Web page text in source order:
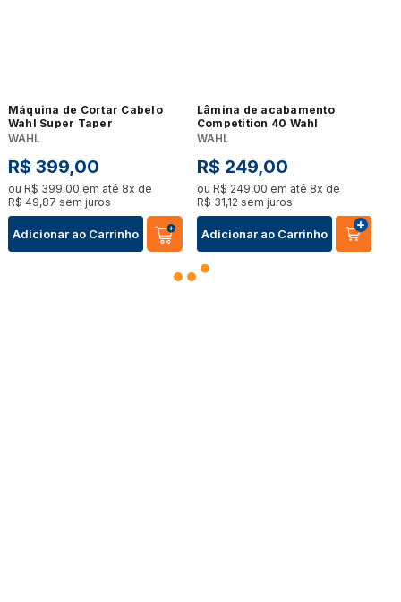
Máquina de Cortar Cabelo
Wahl Super Taper
WAHL
R$ 399,00
ou R$ 399,00 em até 8x de
R$ 49,87 sem juros
Adicionar ao Carrinho
Lâmina de acabamento
Competition 40 Wahl
WAHL
R$ 249,00
ou R$ 249,00 em até 8x de
R$ 31,12 sem juros
Adicionar ao Carrinho